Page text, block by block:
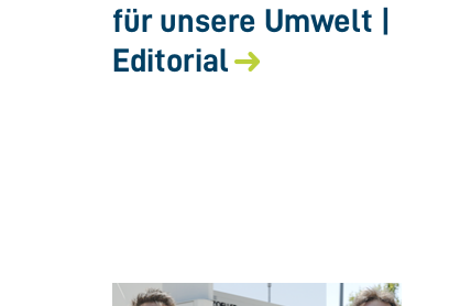
für unsere Umwelt |
Editorial